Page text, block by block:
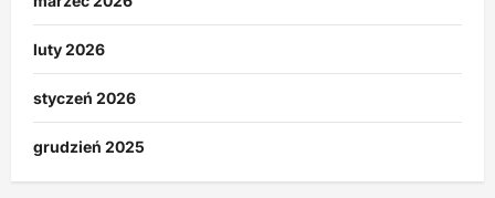
luty 2026
styczeń 2026
grudzień 2025